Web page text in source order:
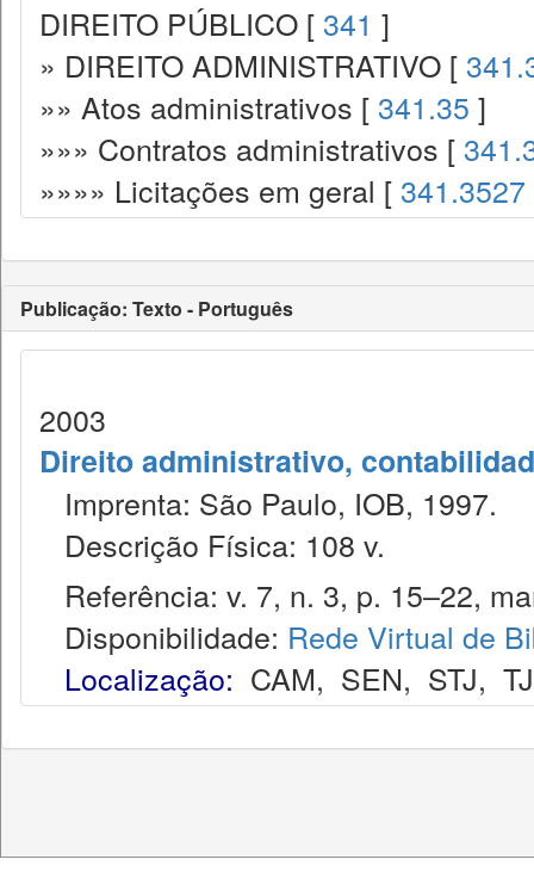
DIREITO PÚBLICO [ 341 ]
» DIREITO ADMINISTRATIVO [
»» Atos administrativos [ 341.35 ]
»»» Contratos administrativos [
»»»» Licitações em geral [ 341.3527
Publicação: Texto - Português
2003
Direito administrativo,
Imprenta: São Paulo, IOB, 1997.
Descrição Física: 108 v.
Referência: v. 7, n. 3, p. 15–22,
Disponibilidade: Rede Virtual de
Localização: CAM, SEN, STJ,